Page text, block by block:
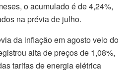
o acumulado é de 4,24%,
na prévia de julho.
da inflação em agosto veio do
alta de preços de 1,08%,
tarifas de energia elétrica